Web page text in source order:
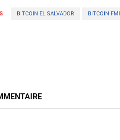
BITCOIN EL SALVADOR BITCOIN FMI